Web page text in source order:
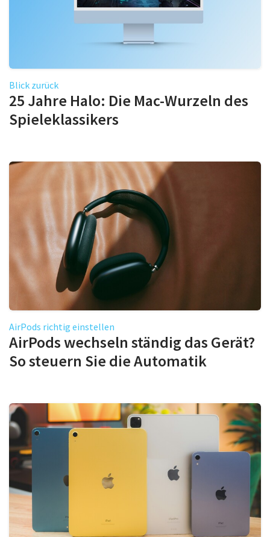
Blick zurück
25 Jahre Halo: Die Mac-Wurzeln des
Spieleklassikers
AirPods richtig einstellen
AirPods wechseln ständig das Gerät?
So steuern Sie die Automatik